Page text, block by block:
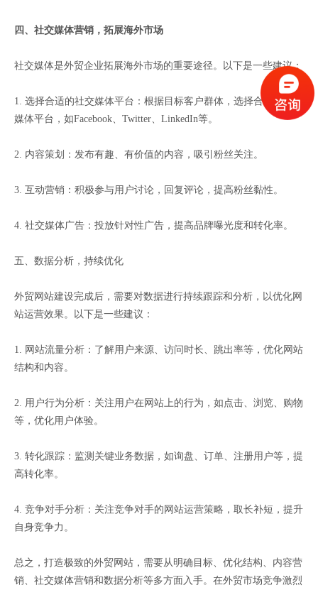
四、社交媒体营销，拓展海外市场
社交媒体是外贸企业拓展海外市场的重要途径。以下是一些建议：
1. 选择合适的社交媒体平台：根据目标客户群体，选择合适的社交
媒体平台，如Facebook、Twitter、LinkedIn等。
2. 内容策划：发布有趣、有价值的内容，吸引粉丝关注。
3. 互动营销：积极参与用户讨论，回复评论，提高粉丝黏性。
4. 社交媒体广告：投放针对性广告，提高品牌曝光度和转化率。
五、数据分析，持续优化
外贸网站建设完成后，需要对数据进行持续跟踪和分析，以优化网
站运营效果。以下是一些建议：
1. 网站流量分析：了解用户来源、访问时长、跳出率等，优化网站
结构和内容。
2. 用户行为分析：关注用户在网站上的行为，如点击、浏览、购物
等，优化用户体验。
3. 转化跟踪：监测关键业务数据，如询盘、订单、注册用户等，提
高转化率。
4. 竞争对手分析：关注竞争对手的网站运营策略，取长补短，提升
自身竞争力。
总之，打造极致的外贸网站，需要从明确目标、优化结构、内容营
销、社交媒体营销和数据分析等多方面入手。在外贸市场竞争激烈